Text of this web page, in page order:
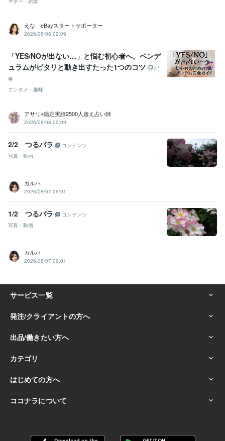
えな eBayスタートサポーター
2026/08/08 02:09
「YES/NOが出ない…」と悩む初心者へ。ペンデ
ュラムがピタリと動き出すたった1つのコツ
記
事
エンタメ・趣味
アサリ⭐︎鑑定実績2500人超え占い師
2026/08/08 00:09
2/2 つるバラ
コンテンツ
写真・動画
カルハ
2026/08/07 09:01
1/2 つるバラ
コンテンツ
写真・動画
カルハ
2026/08/07 09:01